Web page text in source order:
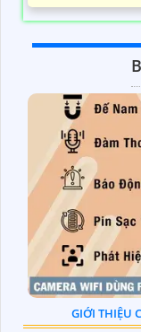
GIỚI THIỆU